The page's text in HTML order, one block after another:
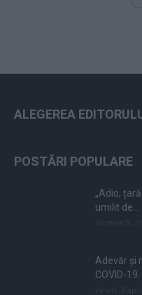
ALEGEREA
POSTĂRI POPULARE
„Adio,
umilit de...
Adevăr și
COVID-19.